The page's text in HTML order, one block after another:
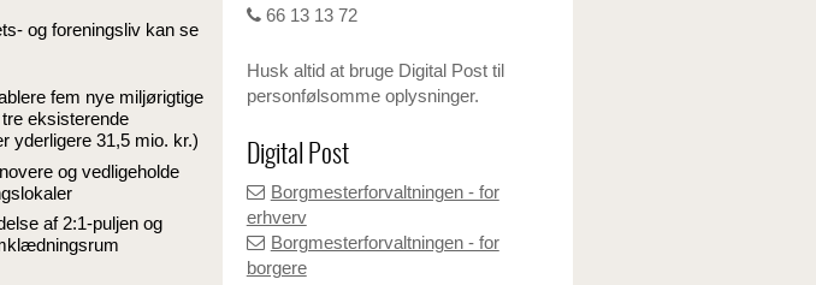
66 13 13 72
Husk altid at bruge Digital Post til
personfølsomme oplysninger.
Digital Post
Borgmesterforvaltningen - for
erhverv
Borgmesterforvaltningen - for
borgere
og foreningsliv kan se
fem nye miljørigtige
eksisterende
yderligere 31,5 mio. kr.)
og vedligeholde
af 2:1-puljen og